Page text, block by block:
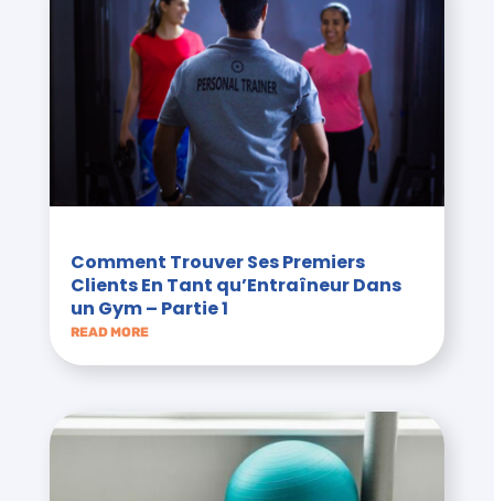
Comment Trouver Ses Premiers
Clients En Tant qu’Entraîneur Dans
un Gym – Partie 1
READ MORE